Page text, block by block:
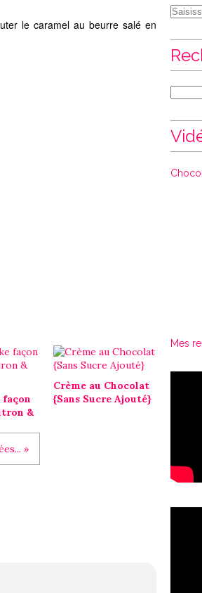
le caramel au beurre salé en
façon
&
Crème au Chocolat
{Sans Sucre Ajouté}
»
Mes